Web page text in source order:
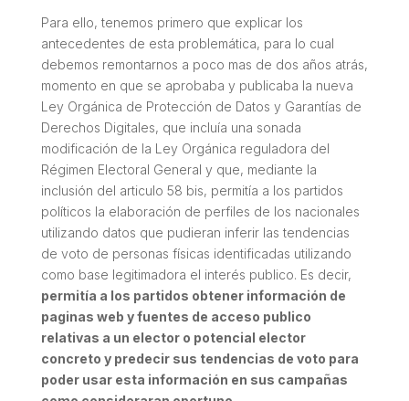
Para ello, tenemos primero que explicar los
antecedentes de esta problemática, para lo cual
debemos remontarnos a poco mas de dos años atrás,
momento en que se aprobaba y publicaba la nueva
Ley Orgánica de Protección de Datos y Garantías de
Derechos Digitales, que incluía una sonada
modificación de la Ley Orgánica reguladora del
Régimen Electoral General y que, mediante la
inclusión del articulo 58 bis, permitía a los partidos
políticos la elaboración de perfiles de los nacionales
utilizando datos que pudieran inferir las tendencias
de voto de personas físicas identificadas utilizando
como base legitimadora el interés publico. Es decir,
permitía a los partidos obtener información de
paginas web y fuentes de acceso publico
relativas a un elector o potencial elector
concreto y predecir sus tendencias de voto para
poder usar esta información en sus campañas